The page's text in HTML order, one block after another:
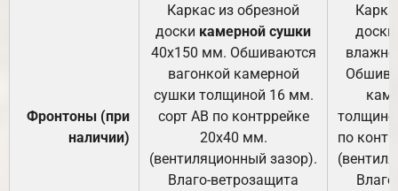
Фронтоны (при
наличии)
Каркас из обрезной
доски камерной сушки
40х150 мм. Обшиваются
вагонкой камерной
сушки толщиной 16 мм.
сорт АВ по контррейке
20х40 мм.
(вентиляционный зазор).
Влаго-ветрозащита
доски
по